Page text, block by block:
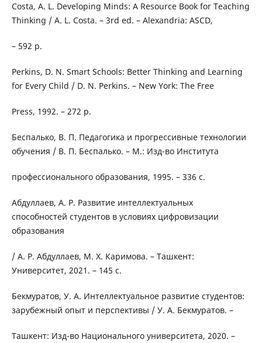
Costa, A. L. Developing Minds: A Resource Book for Teaching
Thinking / A. L. Costa. – 3rd ed. – Alexandria: ASCD,
– 592 p.
Perkins, D. N. Smart Schools: Better Thinking and Learning
for Every Child / D. N. Perkins. – New York: The Free
Press, 1992. – 272 p.
Беспалько, В. П. Педагогика и прогрессивные технологии
обучения / В. П. Беспалько. – М.: Изд-во Института
профессионального образования, 1995. – 336 с.
Абдуллаев, А. Р. Развитие интеллектуальных
способностей студентов в условиях цифровизации
образования
/ А. Р. Абдуллаев, М. Х. Каримова. – Ташкент:
Университет, 2021. – 145 с.
Бекмуратов, У. А. Интеллектуальное развитие студентов:
зарубежный опыт и перспективы / У. А. Бекмуратов. –
Ташкент: Изд-во Национального университета, 2020. –